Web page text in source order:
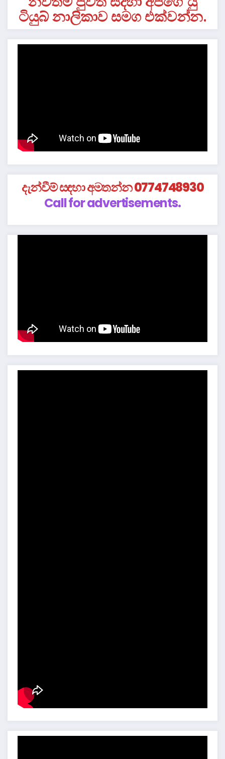
ටියුබ් නාලිකාව සමග එක්වන්න.
දැන්වීම් සඳහා අමතන්න 0774748930
Call for advertisements.